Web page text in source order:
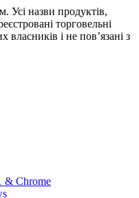
Усі назви продуктів,
торговельні
власників і не пов’язані з
& Chrome